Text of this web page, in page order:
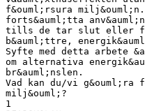
f&ouml;rsura
forts&auml;tta
tills de tar slut eller
b&auml;ttre,
Syfte med detta arbete
om alternativa
br&auml;nslen.
Vad kan du/vi
milj&ouml;?
1